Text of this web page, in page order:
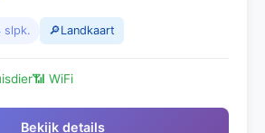
🔎Landkaart
📶 WiFi
Bekijk details